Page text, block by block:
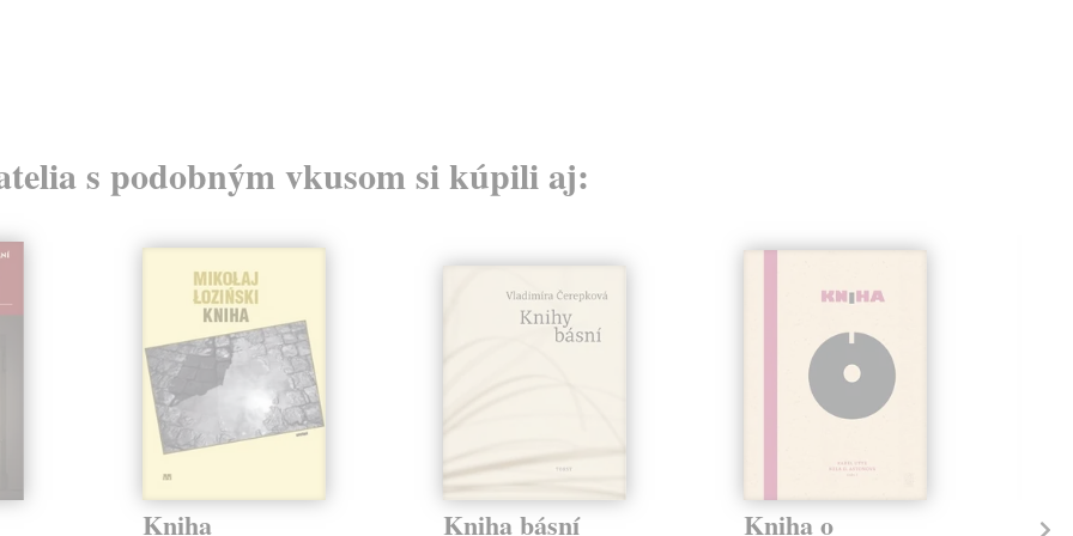
s podobným vkusom si kúpili aj:
Kniha Kniha básní Kniha o